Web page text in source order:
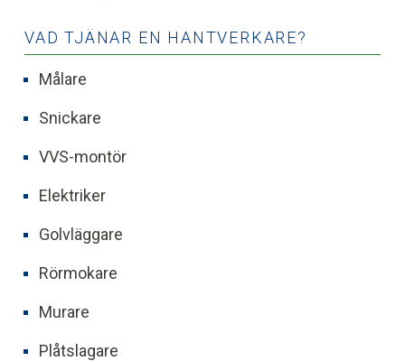
VAD TJÄNAR EN HANTVERKARE?
Målare
Snickare
VVS-montör
Elektriker
Golvläggare
Rörmokare
Murare
Plåtslagare